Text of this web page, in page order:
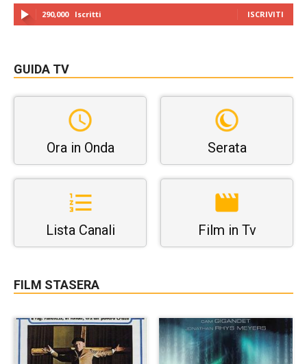
290,000 Iscritti ISCRIVITI
GUIDA TV
Ora in Onda Serata
Lista Canali Film in Tv
FILM STASERA